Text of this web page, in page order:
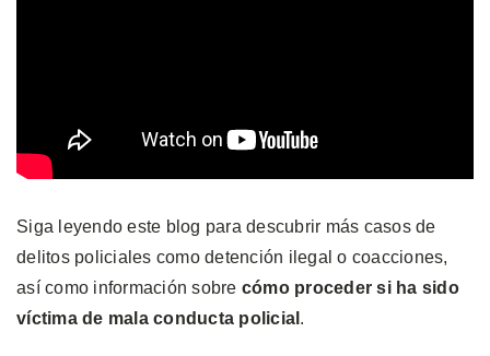
Siga leyendo este blog para descubrir más casos de
delitos policiales como detención ilegal o coacciones,
así como información sobre cómo proceder si ha sido
víctima de mala conducta policial .